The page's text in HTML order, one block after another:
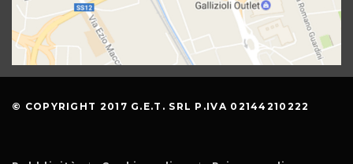
© COPYRIGHT 2017 G.E.T. SRL P.IVA 02144210222